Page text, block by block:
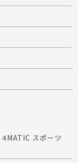
スポーツ